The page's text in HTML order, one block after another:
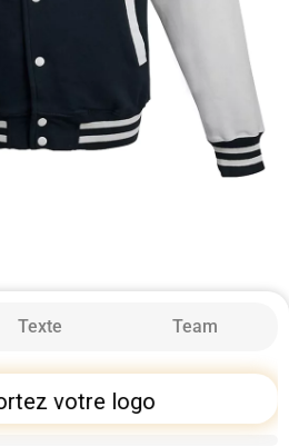
Texte Team
votre logo